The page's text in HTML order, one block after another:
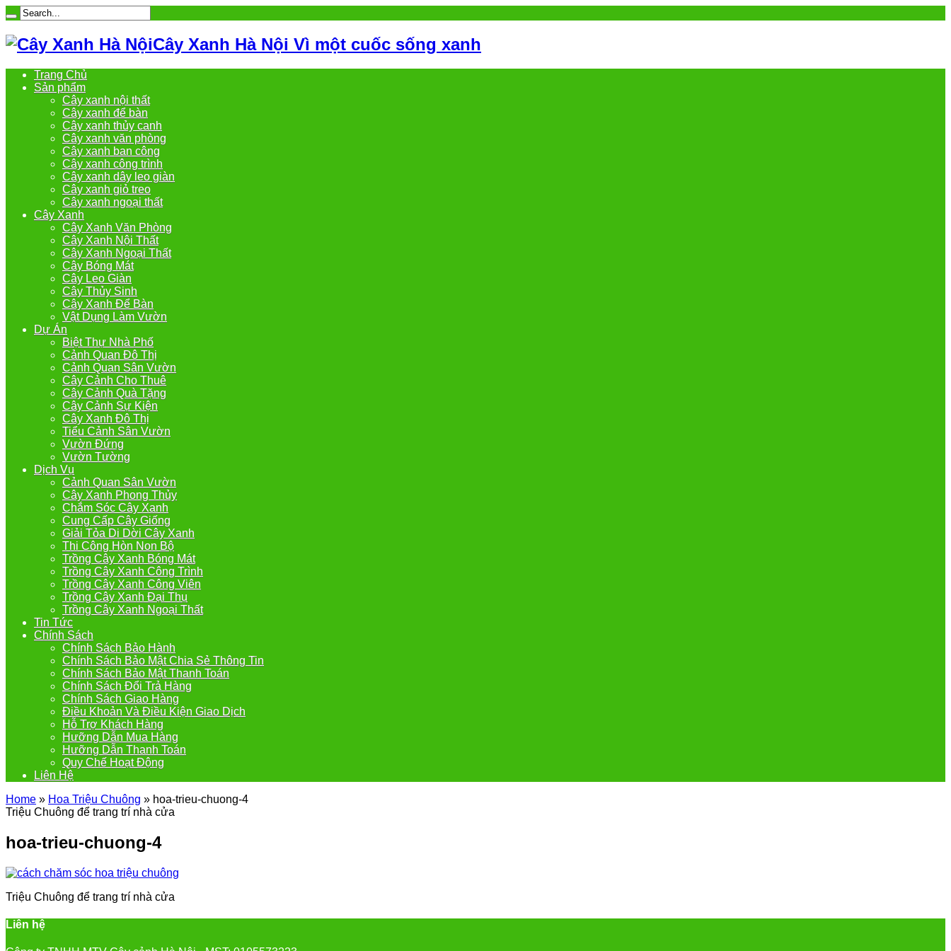
Cây Xanh Hà Nội Vì một cuốc sống xanh
Trang Chủ
Sản phẩm
Cây xanh nội thất
Cây xanh để bàn
Cây xanh thủy canh
Cây xanh văn phòng
Cây xanh ban công
Cây xanh công trình
Cây xanh dây leo giàn
Cây xanh giỏ treo
Cây xanh ngoại thất
Cây Xanh
Cây Xanh Văn Phòng
Cây Xanh Nội Thất
Cây Xanh Ngoại Thất
Cây Bóng Mát
Cây Leo Giàn
Cây Thủy Sinh
Cây Xanh Để Bàn
Vật Dụng Làm Vườn
Dự Án
Biệt Thự Nhà Phố
Cảnh Quan Đô Thị
Cảnh Quan Sân Vườn
Cây Cảnh Cho Thuê
Cây Cảnh Quà Tặng
Cây Cảnh Sự Kiện
Cây Xanh Đô Thị
Tiểu Cảnh Sân Vườn
Vườn Đứng
Vườn Tường
Dịch Vụ
Cảnh Quan Sân Vườn
Cây Xanh Phong Thủy
Chắm Sóc Cây Xanh
Cung Cấp Cây Giống
Giải Tỏa Di Dời Cây Xanh
Thi Công Hòn Non Bộ
Trồng Cây Xanh Bóng Mát
Trồng Cây Xanh Công Trình
Trồng Cây Xanh Công Viên
Trồng Cây Xanh Đại Thụ
Trồng Cây Xanh Ngoại Thất
Tin Tức
Chính Sách
Chính Sách Bảo Hành
Chính Sách Bảo Mật Chia Sẻ Thông Tin
Chính Sách Bảo Mật Thanh Toán
Chính Sách Đổi Trả Hàng
Chính Sách Giao Hàng
Điều Khoản Và Điều Kiện Giao Dịch
Hỗ Trợ Khách Hàng
Hưỡng Dẫn Mua Hàng
Hưỡng Dẫn Thanh Toán
Quy Chế Hoạt Động
Liên Hệ
Home » Hoa Triệu Chuông » hoa-trieu-chuong-4
Triệu Chuông để trang trí nhà cửa
hoa-trieu-chuong-4
Triệu Chuông để trang trí nhà cửa
Liên hệ